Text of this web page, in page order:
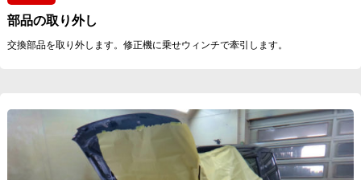
部品の取り外し
交換部品を取り外します。修正機に乗せウィンチで牽引します。